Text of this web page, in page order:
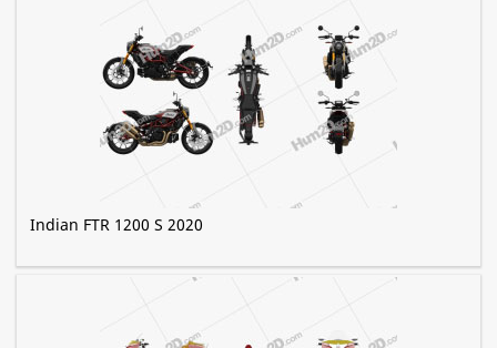
Indian FTR 1200 S 2020